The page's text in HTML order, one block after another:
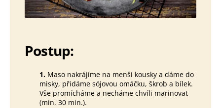
Postup:
1. Maso nakrájíme na menší kousky a dáme do
misky, přidáme sójovou omáčku, škrob a bílek.
Vše promícháme a necháme chvíli marinovat
(min. 30 min.).